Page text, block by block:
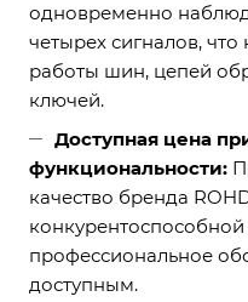
одновременно
четырех сигналов,
работы шин, цепей
ключей.
Доступная цена
функциональности:
качество бренда
конкурентоспособной
профессиональное
доступным.